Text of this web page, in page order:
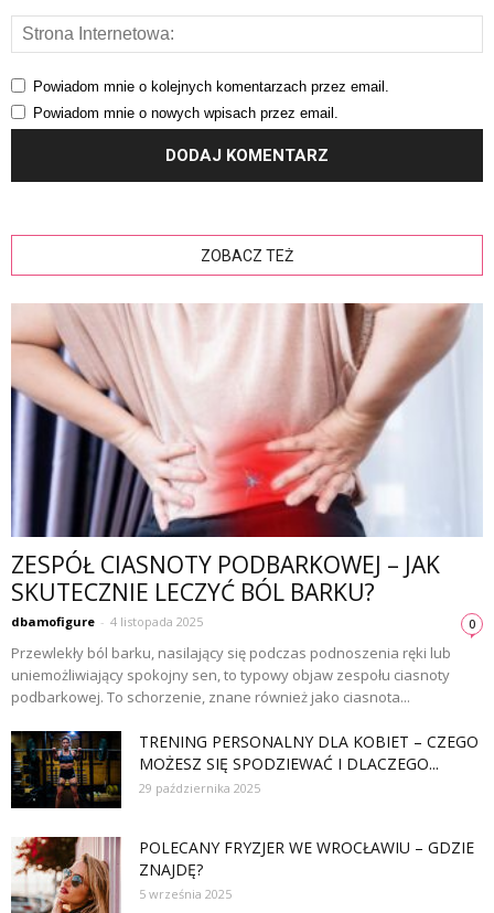
Powiadom mnie o kolejnych komentarzach przez email.
Powiadom mnie o nowych wpisach przez email.
ZOBACZ TEŻ
ZESPÓŁ CIASNOTY PODBARKOWEJ – JAK
SKUTECZNIE LECZYĆ BÓL BARKU?
dbamofigure - 4 listopada 2025 0
Przewlekły ból barku, nasilający się podczas podnoszenia ręki lub
uniemożliwiający spokojny sen, to typowy objaw zespołu ciasnoty
podbarkowej. To schorzenie, znane również jako ciasnota...
TRENING PERSONALNY DLA KOBIET – CZEGO
MOŻESZ SIĘ SPODZIEWAĆ I DLACZEGO...
29 października 2025
POLECANY FRYZJER WE WROCŁAWIU – GDZIE
ZNAJDĘ?
5 września 2025